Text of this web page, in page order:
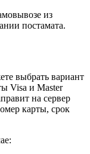
из
постамата.
выбрать вариант
Visa и Master
на сервер
карты, срок